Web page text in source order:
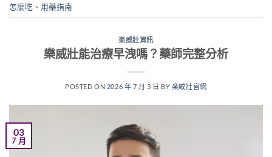
怎麼吃 、 用藥指南
楽威壯資訊
樂威壯能治療早洩嗎？藥師完整分析
POSTED ON 2026 年 7 月 3 日 BY 楽威壯官網
03
7 月